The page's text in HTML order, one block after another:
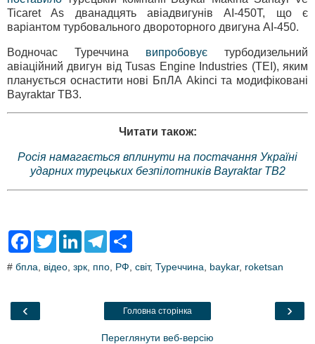
Ticaret As дванадцять авіадвигунів АІ-450Т, що є
варіантом турбовального двороторного двигуна АІ-450.
Водночас Туреччина випробовує турбодизельний
авіаційний двигун від Tusas Engine Industries (TEI), яким
планується оснастити нові БпЛА Akinci та модифіковані
Bayraktar TB3.
Читати також:
Росія намагається вплинути на постачання Україні
ударних турецьких безпілотників Bayraktar TB2
F
e
o
T
t
L
k
T
e
a
r
# бпла відео зрк ппо РФ світ, Туреччина baykar, roketsan
‹ ›
Головна сторінка
Переглянути веб-версію